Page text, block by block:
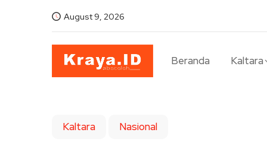
August 9, 2026
Beranda Kaltara
Kaltara Nasional